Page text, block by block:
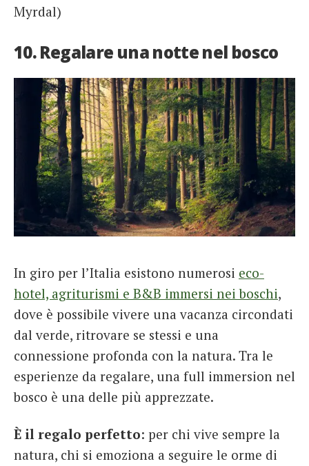
Myrdal)
10. Regalare una notte nel bosco
In giro per l’Italia esistono numerosi eco-
hotel, agriturismi e B&B immersi nei boschi,
dove è possibile vivere una vacanza circondati
dal verde, ritrovare se stessi e una
connessione profonda con la natura. Tra le
esperienze da regalare, una full immersion nel
bosco è una delle più apprezzate.
È il regalo perfetto: per chi vive sempre la
natura, chi si emoziona a seguire le orme di